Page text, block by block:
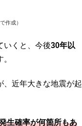
作成）
いくと、今後30年以
、近年大きな地震が起
生確率が何箇所もあ